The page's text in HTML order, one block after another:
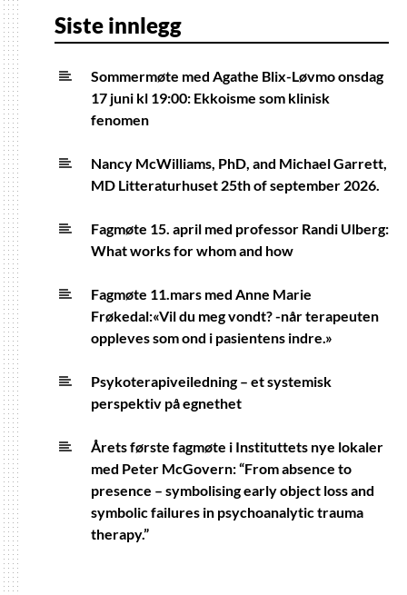
Siste innlegg
Sommermøte med Agathe Blix-Løvmo onsdag
17 juni kl 19:00: Ekkoisme som klinisk
fenomen
Nancy McWilliams, PhD, and Michael Garrett,
MD Litteraturhuset 25th of september 2026.
Fagmøte 15. april med professor Randi Ulberg:
What works for whom and how
Fagmøte 11.mars med Anne Marie
Frøkedal:«Vil du meg vondt? -når terapeuten
oppleves som ond i pasientens indre.»
Psykoterapiveiledning – et systemisk
perspektiv på egnethet
Årets første fagmøte i Instituttets nye lokaler
med Peter McGovern: “From absence to
presence – symbolising early object loss and
symbolic failures in psychoanalytic trauma
therapy.”